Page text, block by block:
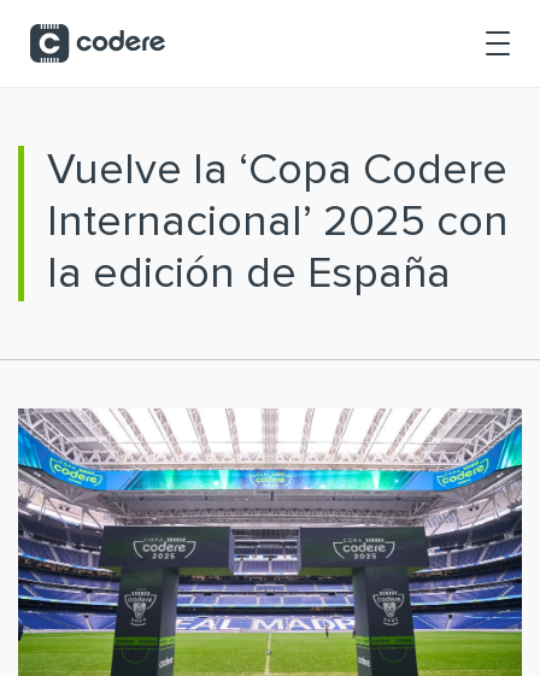
Vuelve la ‘Copa Codere
Internacional’ 2025 con
la edición de España